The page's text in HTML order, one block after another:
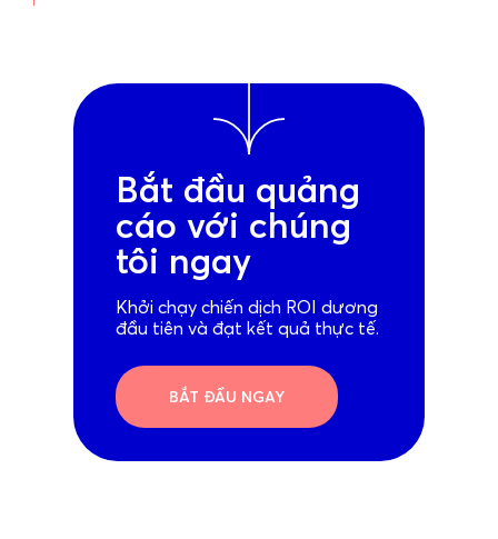
Bắt đầu quảng
cáo với chúng
tôi ngay
Khởi chạy chiến dịch ROI dương
đầu tiên và đạt kết quả thực tế.
BẮT ĐẦU NGAY